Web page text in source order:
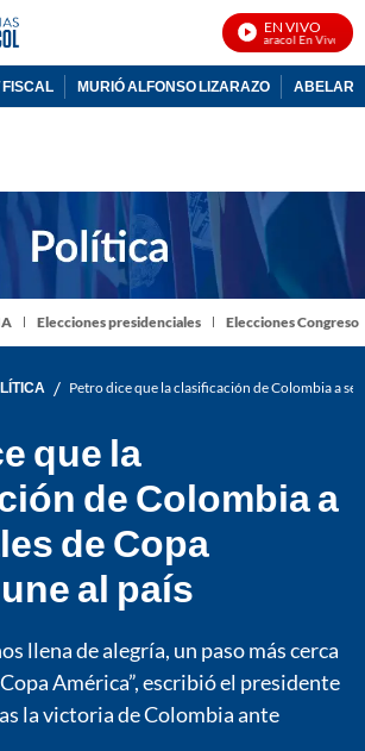
EN VIVO
Noticias Caracol En Vivo
FISCAL MURIÓ ALFONSO LIZARAZO
Elecciones presidenciales Elecciones Congreso
/ Petro dice que la clasificación de Colombia a
que la
de Colombia a
de Copa
al país
llena de alegría, un paso más cerca
América”, escribió el presidente
la victoria de Colombia ante